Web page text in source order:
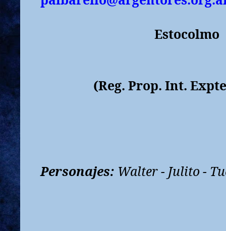
Estocolmo
(Reg. Prop. Int.
Personajes: Walter - Julito -